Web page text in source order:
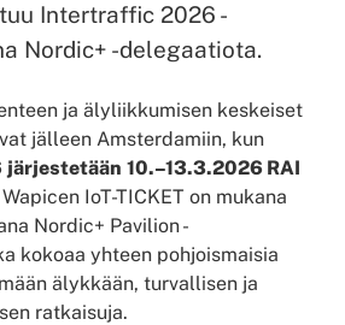
Intertraffic 2026 -
Nordic+ -delegaatiota.
ja älyliikkumisen keskeiset
jälleen Amsterdamiin, kun
järjestetään 10.–13.3.2026 RAI
IoT-TICKET on mukana
Nordic+ Pavilion -
kokoaa yhteen pohjoismaisia
älykkään, turvallisen ja
ratkaisuja.